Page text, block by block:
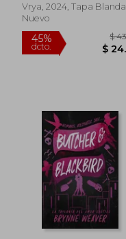
Vrya, 2024, Tapa Blanda,
Nuevo
45%
dcto.